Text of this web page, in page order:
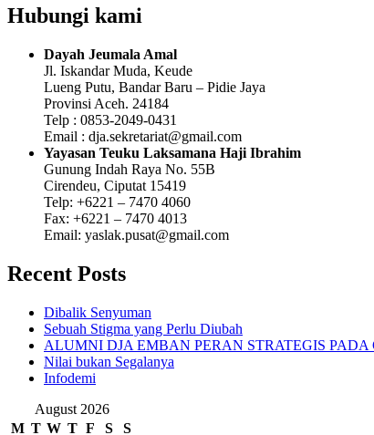
Hubungi kami
Dayah Jeumala Amal
Jl. Iskandar Muda, Keude
Lueng Putu, Bandar Baru – Pidie Jaya
Provinsi Aceh. 24184
Telp : 0853-2049-0431
Email : dja.sekretariat@gmail.com
Yayasan Teuku Laksamana Haji Ibrahim
Gunung Indah Raya No. 55B
Cirendeu, Ciputat 15419
Telp: +6221 – 7470 4060
Fax: +6221 – 7470 4013
Email: yaslak.pusat@gmail.com
Recent Posts
Dibalik Senyuman
Sebuah Stigma yang Perlu Diubah
ALUMNI DJA EMBAN PERAN STRATEGIS
Nilai bukan Segalanya
Infodemi
August 2026
M T W T F S S